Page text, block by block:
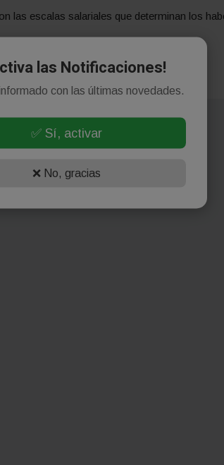
las escalas salariales que determinan los
las Notificaciones!
con las últimas novedades.
✅ Sí, activar
❌ No, gracias